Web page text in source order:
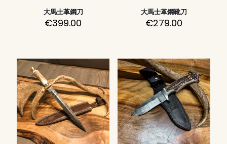
大馬士革鋼刀
€399.00
大馬士革鋼靴刀
€279.00